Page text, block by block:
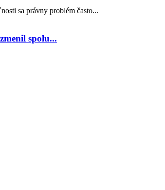
sa právny problém často...
spolu...